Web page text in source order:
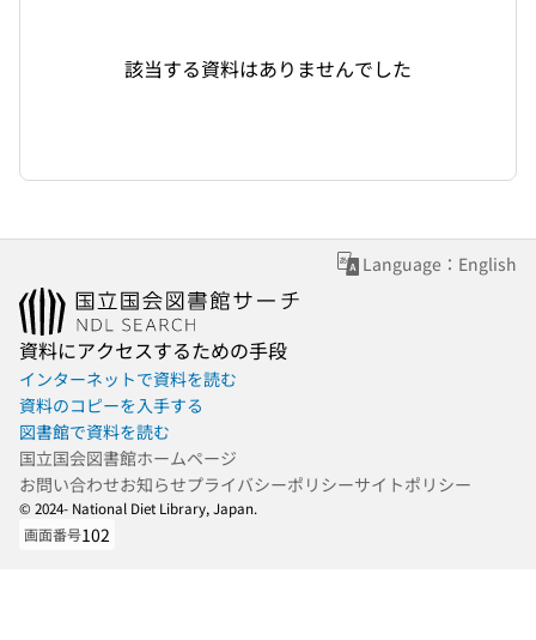
該当する資料はありませんでした
Language：English
資料にアクセスするための手段
インターネットで資料を読む
資料のコピーを入手する
図書館で資料を読む
国立国会図書館ホームページ
お問い合わせお知らせプライバシーポリシーサイトポリシー
© 2024- National Diet Library, Japan.
画面番号102